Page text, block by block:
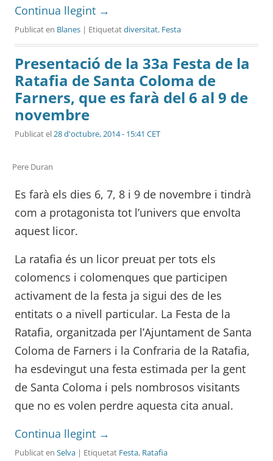
Continua llegint →
Publicat en Blanes | Etiquetatdiversitat, Festa
Presentació de la 33a Festa de la
Ratafia de Santa Coloma de
Farners, que es farà del 6 al 9 de
novembre
Publicat el28 d'octubre, 2014 - 15:41 CET
Pere Duran
Es farà els dies 6, 7, 8 i 9 de novembre i tindrà
com a protagonista tot l’univers que envolta
aquest licor.
La ratafia és un licor preuat per tots els
colomencs i colomenques que participen
activament de la festa ja sigui des de les
entitats o a nivell particular. La Festa de la
Ratafia, organitzada per l’Ajuntament de Santa
Coloma de Farners i la Confraria de la Ratafia,
ha esdevingut una festa estimada per la gent
de Santa Coloma i pels nombrosos visitants
que no es volen perdre aquesta cita anual.
Continua llegint →
Publicat en Selva | Etiquetat Festa, Ratafia